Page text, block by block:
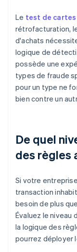
Le test de
rétrofacturation,
d'achats
logique de
possède une
types de fraude
pour un type ne
bien contre un
De quel
des règles
Si votre
transaction
besoin de plus
Évaluez le
la logique des
pourrez déployer